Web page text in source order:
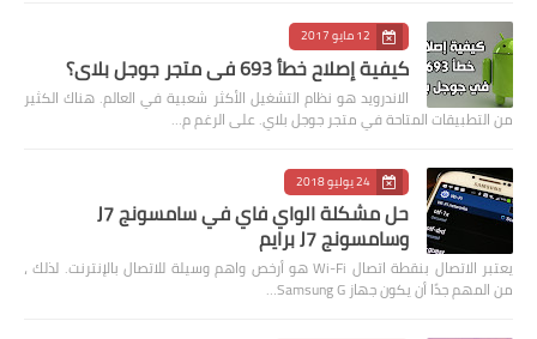
12 مايو 2017
كيفية إصلاح خطأ 693 في متجر جوجل بلاي؟
الاندرويد هو نظام التشغيل الأكثر شعبية في العالم. هناك الكثير
من التطبيقات المتاحة في متجر جوجل بلاي. على الرغم م…
24 يوليو 2018
حل مشكلة الواي فاي في سامسونج J7
وسامسونج J7 برايم
يعتبر الاتصال بنقطة اتصال Wi-Fi هو أرخص واهم وسيلة للاتصال بالإنترنت. لذلك ،
من المهم جدًا أن يكون جهاز Samsung G…